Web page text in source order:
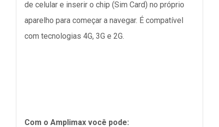
de celular e inserir o chip (Sim Card) no próprio
aparelho para começar a navegar. É compatível
com tecnologias 4G, 3G e 2G.
Com o Amplimax você pode: